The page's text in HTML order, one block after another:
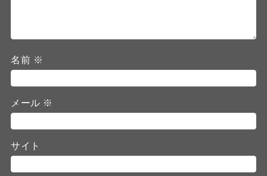
名前 ※
メール ※
サイト